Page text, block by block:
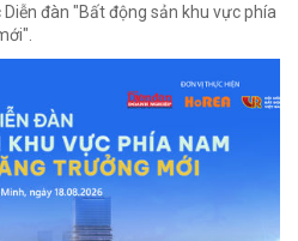
đàn "Bất động sản khu vực phía